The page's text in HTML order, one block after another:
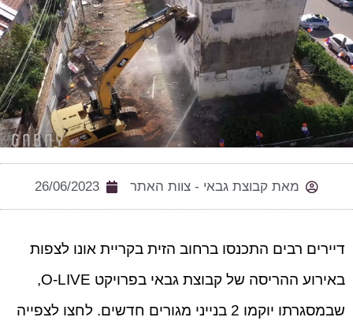
מאתקבוצת גבאי - צוות האתר 26/06/2023
דיירים רבים התכנסו ברחוב הזית בקריית אונו לצפות
באירוע ההריסה של קבוצת גבאי בפרויקט O-LIVE,
שבמסגרתו יוקמו 2 בנייני מגורים חדשים. לחצו לצפייה